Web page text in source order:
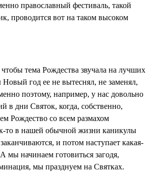
православный фестиваль, такой
проводится вот на таком высоком
тема Рождества звучала на лучших
год ее не вытеснял, не заменял,
поэтому, например, у нас довольно
в дни Святок, когда, собственно,
Рождество со всем размахом
то в нашей обычной жизни каникулы
и потом наступает какая-
мы начинаем готовиться загодя,
мы празднуем на Святках.